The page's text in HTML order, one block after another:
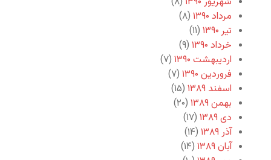
مرداد ۱۳۹۰
(۸)
تیر ۱۳۹۰
(۱۱)
خرداد ۱۳۹۰
(۹)
اردیبهشت ۱۳۹۰
(۷)
فروردین ۱۳۹۰
(۷)
اسفند ۱۳۸۹
(۱۵)
بهمن ۱۳۸۹
(۲۰)
دی ۱۳۸۹
(۱۷)
آذر ۱۳۸۹
(۱۴)
آبان ۱۳۸۹
(۱۴)